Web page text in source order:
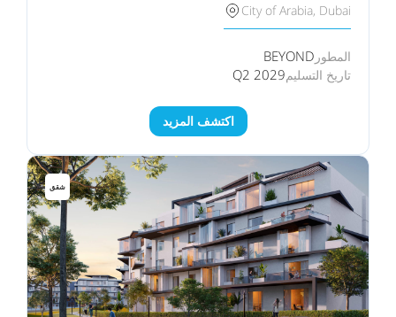
City of Arabia, Dubai
المطور BEYOND
تاريخ التسليمQ2 2029
اكتشف المزيد
شقق